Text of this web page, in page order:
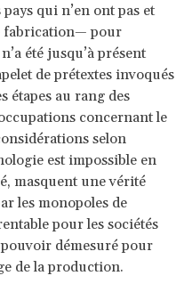
qui n’en ont pas et
fabrication— pour
été jusqu’à présent
de prétextes invoqués
étapes au rang des
concernant le
selon
est impossible en
masquent une vérité
les monopoles de
pour les sociétés
démesuré pour
de la production.